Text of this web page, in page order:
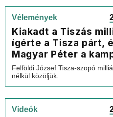
Vélemények
Kiakadt a Tiszás
ígérte a Tisza párt,
Magyar Péter a
Felföldi József Tisza-szopó
nélkül közöljük.
Videók